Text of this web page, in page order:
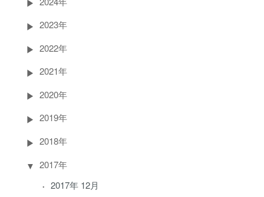
2023年
2022年
2021年
2020年
2019年
2018年
2017年
2017年 12月